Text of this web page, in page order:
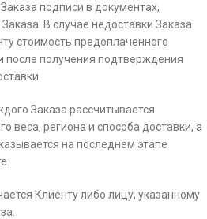
подписи в документах,
В случае недоставки Заказа
стоимость предоплаченного
после получения подтверждения
Заказа рассчитывается
веса, региона и способа доставки, а
на последнем этапе
Клиенту либо лицу, указанному